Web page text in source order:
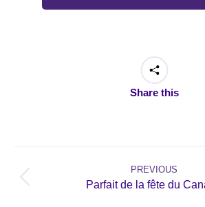
Share this
navigation
PREVIOUS
Previous
Parfait de la fête du